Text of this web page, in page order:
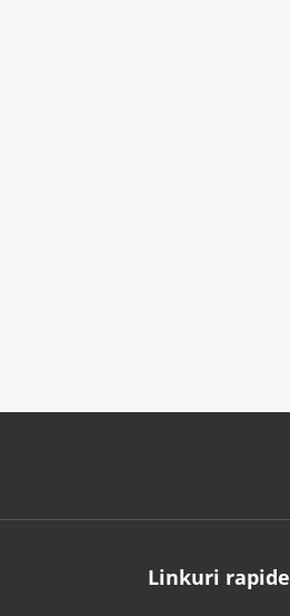
Linkuri rapide